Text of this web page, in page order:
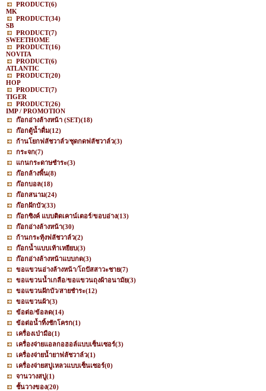
PRODUCT(6)
MK
PRODUCT(34)
SB
PRODUCT(7)
SWEETHOME
PRODUCT(16)
NOVITA
PRODUCT(6)
ATLANTIC
PRODUCT(20)
HOP
PRODUCT(7)
TIGER
PRODUCT(26)
IMP / PROMOTION
ก๊อกอ่างล้างหน้า (SET)(18)
ก๊อกตู้น้ำดื่ม(12)
ก้านโยกฟลัชวาล์ว/ชุดกดฟลัชวาล์ว(3)
กระจก(7)
แกนกระดาษชำระ(3)
ก๊อกล้างพื้น(8)
ก๊อกบอล(18)
ก๊อกสนาม(24)
ก๊อกฝักบัว(33)
ก๊อกซิงค์ แบบติดเคาน์เตอร์/ขอบอ่าง(13)
ก๊อกอ่างล้างหน้า(30)
ก้านกระทุ้งฟลัชวาล์ว(2)
ก๊อกน้ำแบบเท้าเหยียบ(3)
ก๊อกอ่างล้างหน้าแบบกด(3)
ขอแขวนอ่างล้างหน้า/โถปัสสาวะชาย(7)
ขอแขวนน้ำเกลือ/ขอแขวนถุงผ้าอนามัย(3)
ขอแขวนฝักบัว/สายชำระ(12)
ขอแขวนผ้า(3)
ข้อต่อ/ข้อลด(14)
ข้อต่อน้ำทิ้งชักโครก(1)
เครื่องเป่ามือ(1)
เครื่องจ่ายแอลกอฮอล์แบบเซ็นเซอร์(3)
เครื่องจ่ายน้ำยาฟลัชวาล์ว(1)
เครื่องจ่ายสบู่เหลวแบบเซ็นเซอร์(0)
จานวางสบู่(1)
ชั้นวางของ(20)